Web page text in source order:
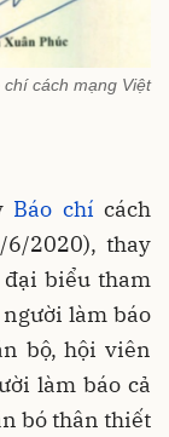
cách mạng Việt
Báo chí cách
2020), thay
biểu tham
làm báo
bộ, hội viên
làm báo cả
bó thân thiết